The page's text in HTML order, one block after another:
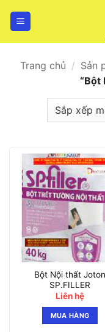
Trang chủ / Sản
“Bột
Bột Nội thất Joton
SP.FILLER
Liên hệ
MUA HÀNG